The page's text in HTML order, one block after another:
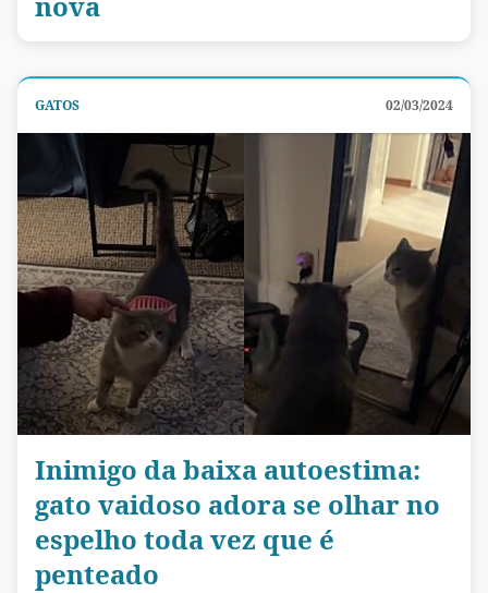
GATOS 02/03/2024
Inimigo da baixa autoestima:
gato vaidoso adora se olhar no
espelho toda vez que é
penteado